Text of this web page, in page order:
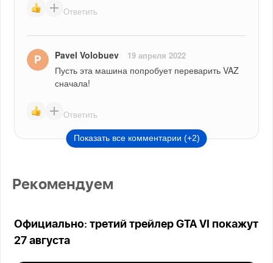
Ответить
Pavel Volobuev 19 апреля 2022
Пусть эта машина попробует переварить VAZ
сначала!
Ответить
Показать все комментарии (+2)
Рекомендуем
Официально: третий трейлер GTA VI покажут
27 августа